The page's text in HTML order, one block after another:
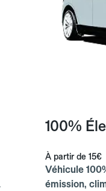
100%
À partir de 15€
Véhicule
émission,